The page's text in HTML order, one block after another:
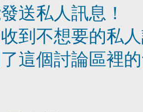
送私人訊息！
到不想要的私
這個討論區裡